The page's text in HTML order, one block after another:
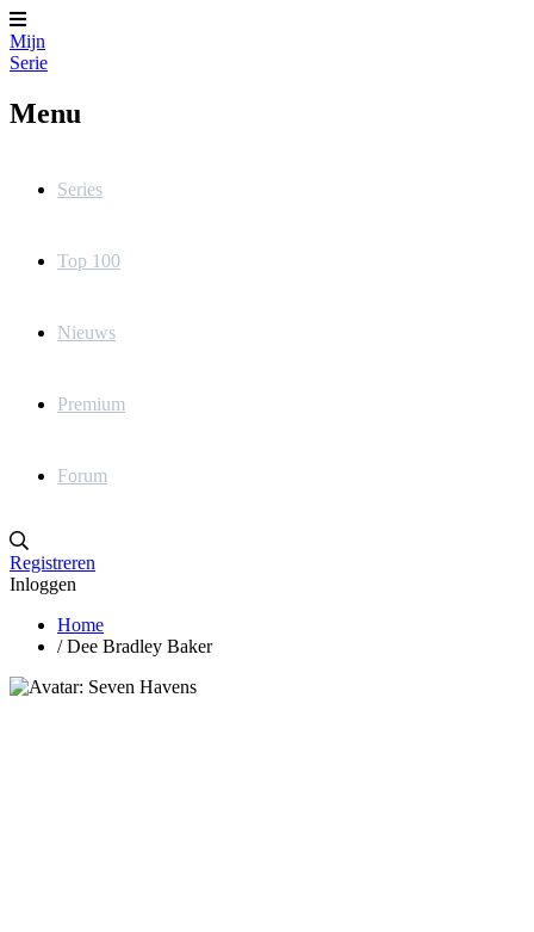
Mijn
Serie
Menu
Series
Top 100
Nieuws
Premium
Forum
Registreren
Inloggen
Home
/ Dee Bradley Baker